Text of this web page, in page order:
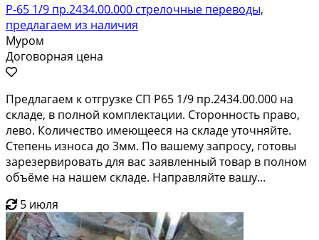
Р-65 1/9 пр.2434.00.000 стрелочные переводы,
предлагаем из наличия
Муром
Договорная цена
Предлагаем к отгрузке СП Р65 1/9 пр.2434.00.000 на
складе, в полной комплектации. Сторонность право,
лево. Количество имеющееся на складе уточняйте.
Степень износа до 3мм. По вашему запросу, готовы
зарезервировать для вас заявленный товар в полном
объёме на нашем складе. Направляйте вашу...
5 июля